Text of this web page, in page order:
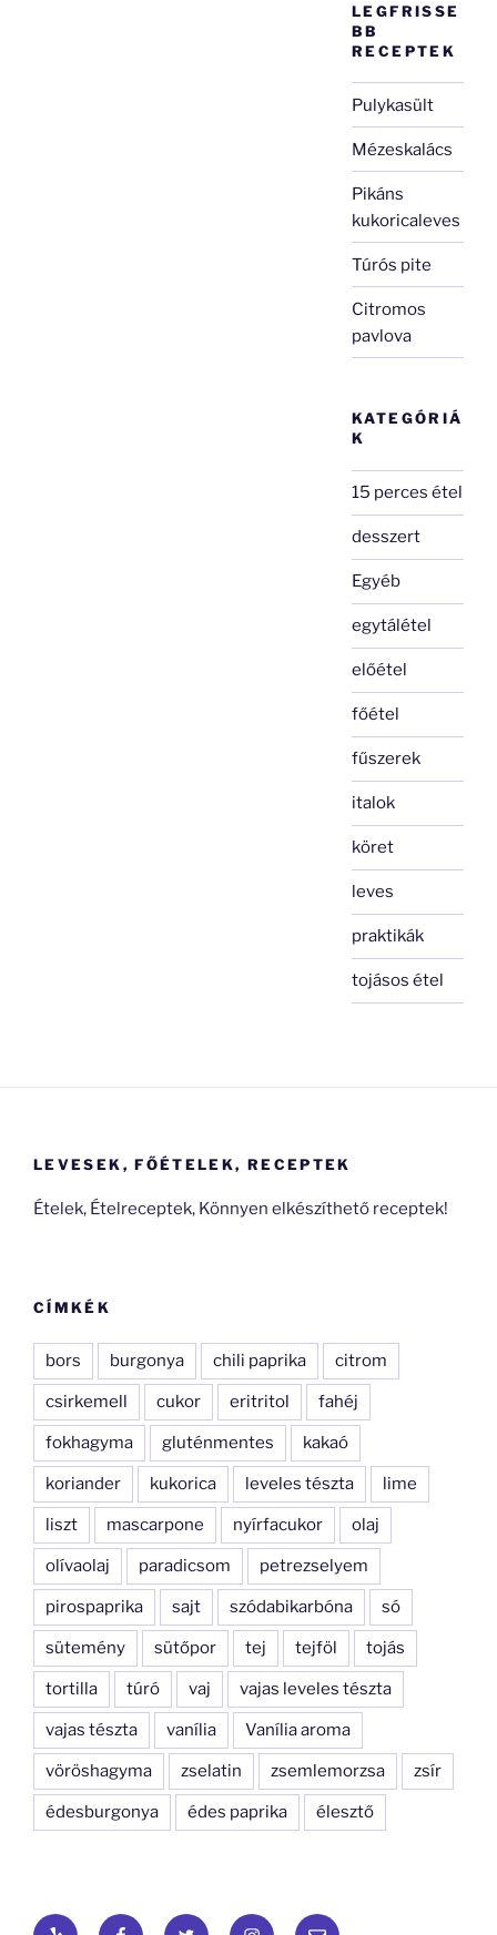
LEGFRISSE
BB
RECEPTEK
Pulykasült
Mézeskalács
Pikáns
kukoricaleves
Túrós pite
Citromos
pavlova
KATEGÓRIÁ
K
15 perces étel
desszert
Egyéb
egytálétel
előétel
főétel
fűszerek
italok
köret
leves
praktikák
tojásos étel
LEVESEK, FŐÉTELEK, RECEPTEK
Ételek, Ételreceptek, Könnyen elkészíthető receptek!
CÍMKÉK
bors burgonya chili paprika citrom
csirkemell cukor eritritol fahéj
fokhagyma gluténmentes kakaó
koriander kukorica leveles tészta lime
liszt mascarpone nyírfacukor olaj
olívaolaj paradicsom petrezselyem
pirospaprika sajt szódabikarbóna só
sütemény sütőpor tej tejföl tojás
tortilla túró vaj vajas leveles tészta
vajas tészta vanília Vanília aroma
vöröshagyma zselatin zsemlemorzsa zsír
édesburgonya édes paprika élesztő
Yelp FacebookTwitter InstagramEmail